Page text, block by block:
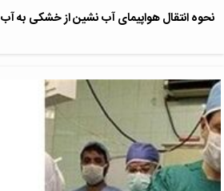
نحوه انتقال هواپیمای آب نشین از خشکی به آب